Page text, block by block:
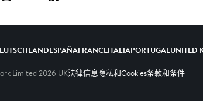
ESPAÑAFRANCEITALIAPORTUGALUNITED
Limited 2026 UK法律信息隐私和Cookies条款和条件